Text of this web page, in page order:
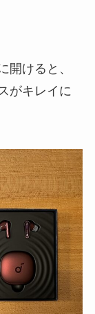
開けると、
がキレイに